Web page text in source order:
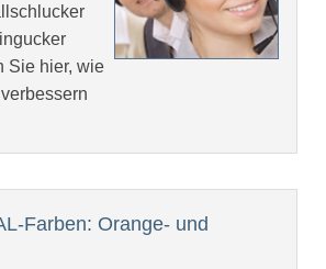
Sie hier, wie
Farben: Orange- und